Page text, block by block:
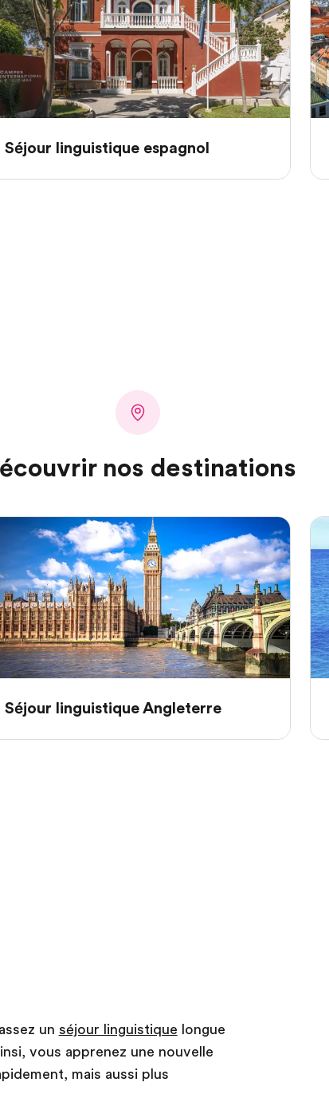
Séjour linguistique espagnol
nos destinations
Séjour linguistique Angleterre
un séjour linguistique longue
vous apprenez une nouvelle
mais aussi plus